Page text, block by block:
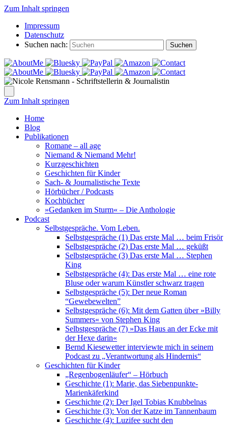
Zum Inhalt springen
Impressum
Datenschutz
Suchen nach:
Suchen
Zum Inhalt springen
Home
Blog
Publikationen
Romane – all age
Niemand & Niemand Mehr!
Kurzgeschichten
Geschichten für Kinder
Sach- & Journalistische Texte
Hörbücher / Podcasts
Kochbücher
»Gedanken im Sturm« – Die Anthologie
Podcast
Selbstgespräche. Vom Leben.
Selbstgespräche (1) Das erste Mal … beim Frisör
Selbstgespräche (2) Das erste Mal … geküßt
Selbstgespräche (3) Das erste Mal … Stephen
King
Selbstgespräche (4): Das erste Mal … eine rote
Bluse oder warum Künstler schwarz tragen
Selbstgespräche (5): Der neue Roman
“Gewebewelten”
Selbstgespräche (6): Mit dem Gatten über »Billy
Summers« von Stephen King
Selbstgespräche (7) »Das Haus an der Ecke mit
der Hexe darin«
Bernd Kiesewetter interviewte mich in seinem
Podcast zu „Verantwortung als Hindernis“
Geschichten für Kinder
„Regenbogenläufer“ – Hörbuch
Geschichte (1): Marie, das Siebenpunkte-
Marienkäferkind
Geschichte (2): Der Igel Tobias Knubbelnas
Geschichte (3): Von der Katze im Tannenbaum
Geschichte (4): Luzifee sucht den